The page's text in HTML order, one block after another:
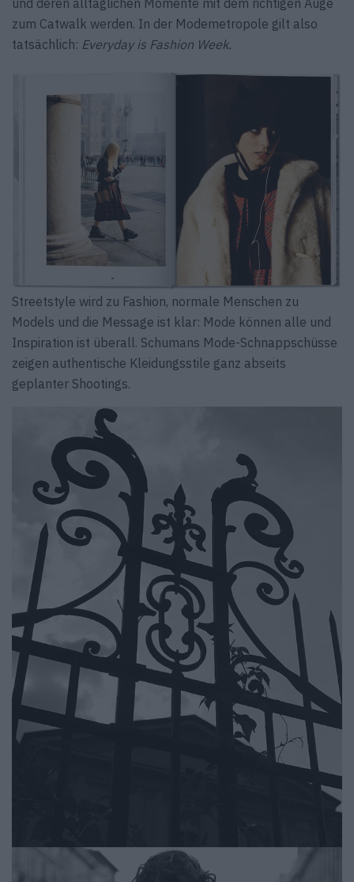
und deren alltäglichen Momente mit dem richtigen Auge
zum Catwalk werden. In der Modemetropole gilt also
tatsächlich: Everyday is Fashion Week.
Streetstyle wird zu Fashion, normale Menschen zu
Models und die Message ist klar: Mode können alle und
Inspiration ist überall. Schumans Mode-Schnappschüsse
zeigen authentische Kleidungsstile ganz abseits
geplanter Shootings.